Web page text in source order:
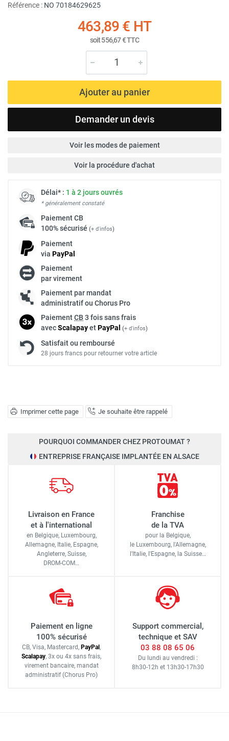
Imprimer cette page Je souhaite être rappelé
Référence : NO 70184629625
463,89 € HT
soit556,67 €TTC
Ajouter au panier
Demander un devis
Voir les modes de paiement
Voir la procédure d'achat
Délai* : 1 à 2 jours ouvrés
* généralement constaté
PaiementCB
100% sécurisé (+ d'infos)
Paiement
via PayPal
Paiement
par virement
Paiement par mandat
administratif ou Chorus Pro
PaiementCB 3 fois sans frais
avecScalapayetPayPal (+ d'infos)
Satisfait ou remboursé
28 jours francs pour retourner votre article
POURQUOI COMMANDER CHEZ PROTOUMAT ?
ENTREPRISE FRANÇAISE IMPLANTÉE EN ALSACE
Livraison en France
et à l'international
en Belgique, Luxembourg,
Allemagne, Italie, Espagne,
Angleterre, Suisse,
DROM-COM…
Franchise
de la TVA
pour la Belgique,
le Luxembourg, l'Allemagne,
l'Italie, l'Espagne, la Suisse…
Paiement en ligne
100% sécurisé
CB, Visa, Mastercard, PayPal,
Scalapay, 3x ou 4x sans frais,
virement bancaire, mandat
administratif (Chorus Pro)
Support commercial,
technique et SAV
03 88 08 65 06
Du lundi au vendredi :
8h30-12h et 13h30-17h30